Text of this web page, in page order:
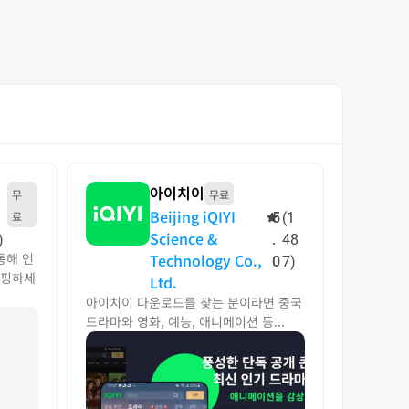
무
료
해 언
하세
아이치이 무료
Beijing iQIYI
Science &
Technology Co.,
Ltd.
5
.
0
(1
48
7)
아이치이 다운로드를 찾는 분이라면 중국
드라마와 영화, 예능, 애니메이션 등...